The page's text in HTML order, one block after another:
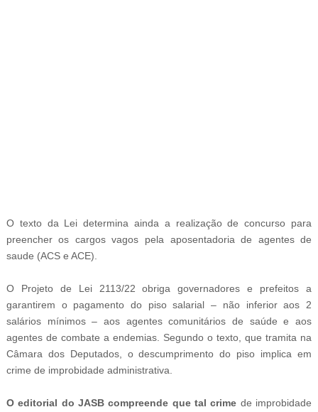
O texto da Lei determina ainda a realização de concurso para
preencher os cargos vagos pela aposentadoria de agentes de
saude (ACS e ACE).
O Projeto de Lei 2113/22 obriga governadores e prefeitos a
garantirem o pagamento do piso salarial – não inferior aos 2
salários mínimos – aos agentes comunitários de saúde e aos
agentes de combate a endemias. Segundo o texto, que tramita na
Câmara dos Deputados, o descumprimento do piso implica em
crime de improbidade administrativa.
O editorial do JASB compreende que tal crime de improbidade